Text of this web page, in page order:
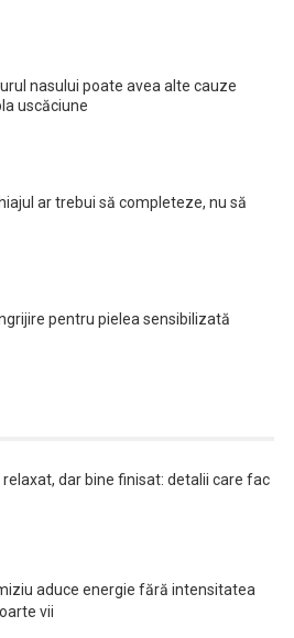
nasului poate avea alte cauze
uscăciune
ar trebui să completeze, nu să
pentru pielea sensibilizată
relaxat, dar bine finisat: detalii care fac
aduce energie fără intensitatea
vii